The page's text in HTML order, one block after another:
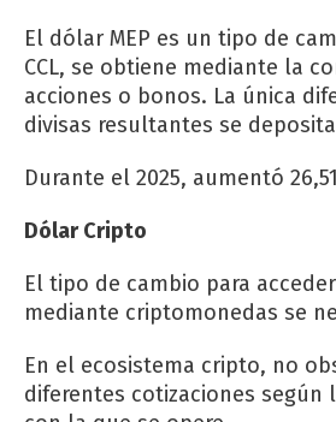
El dólar MEP es un tipo de
CCL, se obtiene mediante la
acciones o bonos. La única
divisas resultantes se
Durante el 2025, aumentó
Dólar Cripto
El tipo de cambio para
mediante criptomonedas se
En el ecosistema cripto, no
diferentes cotizaciones